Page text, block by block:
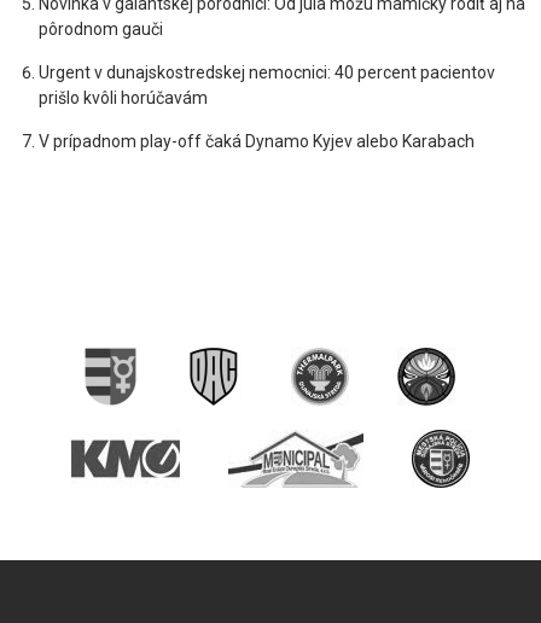
pôrodnom gauči
Urgent v dunajskostredskej nemocnici: 40 percent pacientov
prišlo kvôli horúčavám
V prípadnom play-off čaká Dynamo Kyjev alebo Karabach